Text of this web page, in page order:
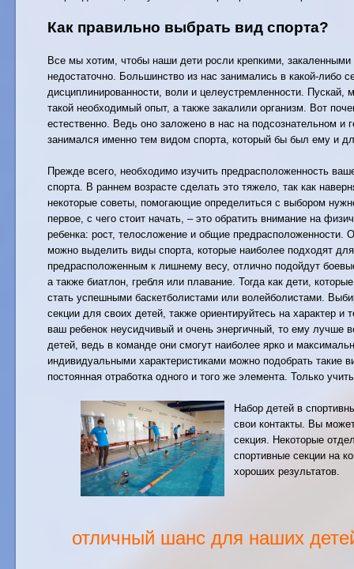
Как правильно выбрать вид спорта?
Все мы хотим, чтобы наши дети росли крепкими,
недостаточно. Большинство из нас занимались в какой-либо
дисциплинированности, воли и целеустремленности.
такой необходимый опыт, а также закалили организм. Вот
естественно. Ведь оно заложено в нас на подсознательном
занимался именно тем видом спорта, который бы был ему и
Прежде всего, необходимо изучить предрасположенность
спорта. В раннем возрасте сделать это тяжело, так как
некоторые советы, помогающие определиться с выбором
первое, с чего стоит начать, – это обратить внимание на
ребенка: рост, телосложение и общие предрасположенности.
можно выделить виды спорта, которые наиболее подходят
предрасположенным к лишнему весу, отлично подойдут
а также биатлон, гребля или плавание. Тогда как дети,
стать успешными баскетболистами или волейболистами.
секции для своих детей, также ориентируйтесь на характер
ваш ребенок неусидчивый и очень энергичный, то ему
детей, ведь в команде они смогут наиболее ярко и
индивидуальными характеристиками можно подобрать такие
постоянная отработка одного и того же элемента. Только
Набор детей в
свои контакты. Вы
секция. Некоторые
спортивные секции на
хороших результатов.
отличный шанс для наших